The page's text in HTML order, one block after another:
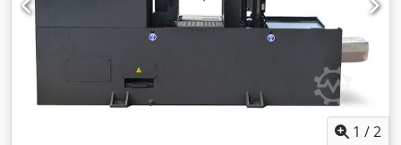
hoogte verstelbaar (zwenk- en kantelbaar) Dedpfx
Aaeviqybjneck Tafel zwenkbaar 45° links/rechts en 360°
rondom de kolom draaibaar Draad snijden tot M24
Koelmiddelinrichting
1 /2